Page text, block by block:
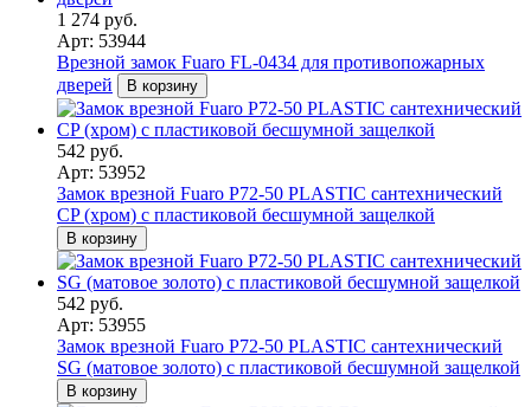
1 274 руб.
Арт: 53944
Врезной замок Fuaro FL-0434 для противопожарных
дверей
В корзину
542 руб.
Арт: 53952
Замок врезной Fuaro P72-50 PLASTIC сантехнический
CP (хром) с пластиковой бесшумной защелкой
В корзину
542 руб.
Арт: 53955
Замок врезной Fuaro P72-50 PLASTIC сантехнический
SG (матовое золото) с пластиковой бесшумной защелкой
В корзину